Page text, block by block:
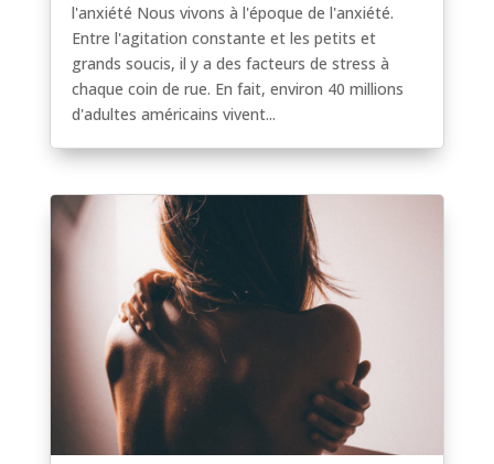
l'anxiété Nous vivons à l'époque de l'anxiété.
Entre l'agitation constante et les petits et
grands soucis, il y a des facteurs de stress à
chaque coin de rue. En fait, environ 40 millions
d'adultes américains vivent...